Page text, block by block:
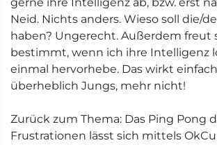
Neid. Nichts anders. Wieso soll die/
haben? Ungerecht. Außerdem freut
bestimmt, wenn ich ihre Intelligenz
einmal hervorhebe. Das wirkt
überheblich Jungs, mehr nicht!
Zurück zum Thema: Das Ping Pong
Frustrationen lässt sich mittels